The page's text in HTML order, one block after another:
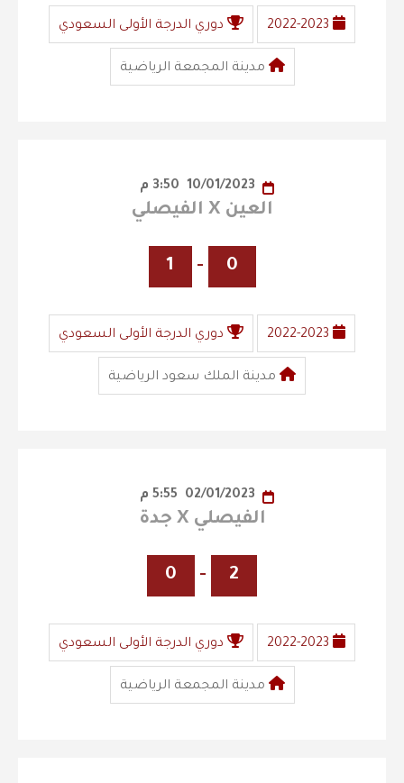
2022-2023 دوري الدرجة الأولى السعودي
مدينة المجمعة الرياضية
العين X الفيصلي
0
-
1
2022-2023 دوري الدرجة الأولى السعودي
مدينة الملك سعود الرياضية
الفيصلي X جدة
2
-
0
2022-2023 دوري الدرجة الأولى السعودي
مدينة المجمعة الرياضية